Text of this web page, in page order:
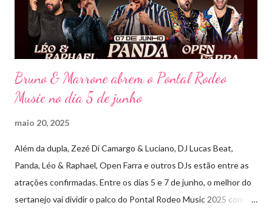
releituras de artistas como Sandy & Junior, CPM 22 e
Detonautas, cria...
Bruno & Marrone abrem o Pontal Rodeo
Music no dia 5 de junho
maio 20, 2025
Além da dupla, Zezé Di Camargo & Luciano, DJ Lucas Beat,
Panda, Léo & Raphael, Open Farra e outros DJs estão entre as
atrações confirmadas. Entre os dias 5 e 7 de junho, o melhor do
sertanejo vai dividir o palco do Pontal Rodeo Music 2025 com o